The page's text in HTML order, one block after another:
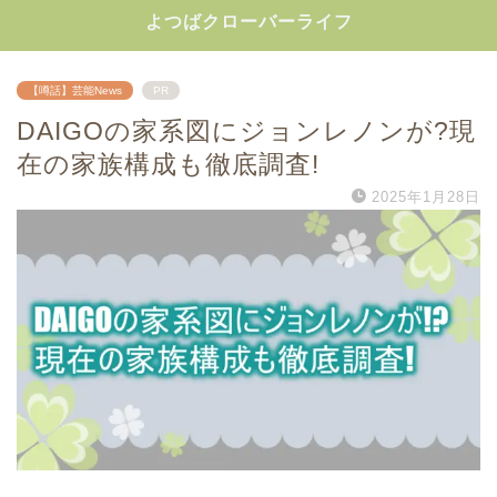
よつばクローバーライフ
【噂話】芸能News PR
DAIGOの家系図にジョンレノンが?現
在の家族構成も徹底調査!
2025年1月28日